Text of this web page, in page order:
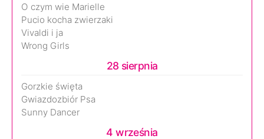
O czym wie Marielle
Pucio kocha zwierzaki
Vivaldi i ja
Wrong Girls
28 sierpnia
Gorzkie święta
Gwiazdozbiór Psa
Sunny Dancer
4 września